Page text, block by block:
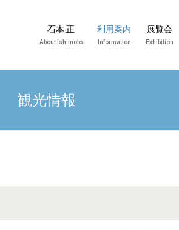
石本 正
About Ishimoto
利用案内
Information
展覧会
Exhibition
観光情報